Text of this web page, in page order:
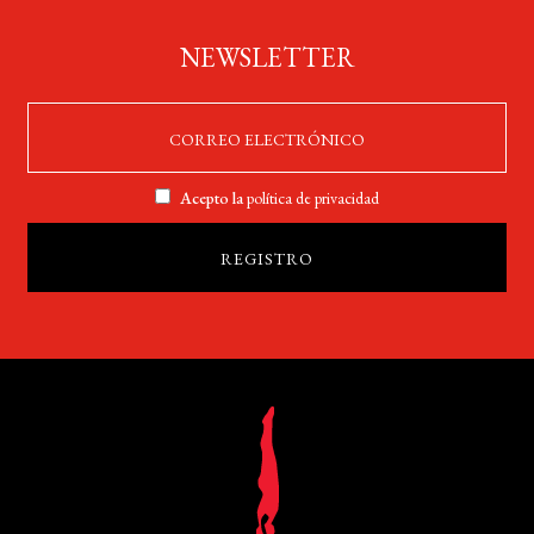
NEWSLETTER
Acepto lapolítica de privacidad